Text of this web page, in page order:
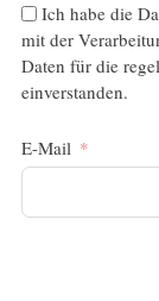
Ich habe die
mit der
Daten für die
einverstanden.
E-Mail